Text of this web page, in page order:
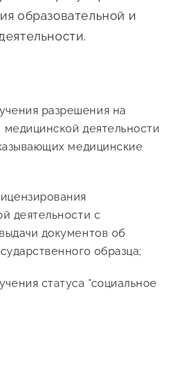
мерам
поддержка
и
образовательной и
разрешения на
деятельности
медицинские
деятельности с
документов об
образца;
статуса "социальное